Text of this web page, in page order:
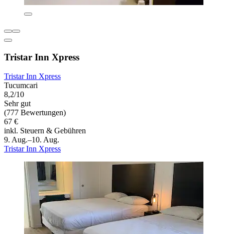
Tristar Inn Xpress
Tristar Inn Xpress
Tucumcari
8,2/10
Sehr gut
(777 Bewertungen)
67 €
inkl. Steuern & Gebühren
9. Aug.–10. Aug.
Tristar Inn Xpress